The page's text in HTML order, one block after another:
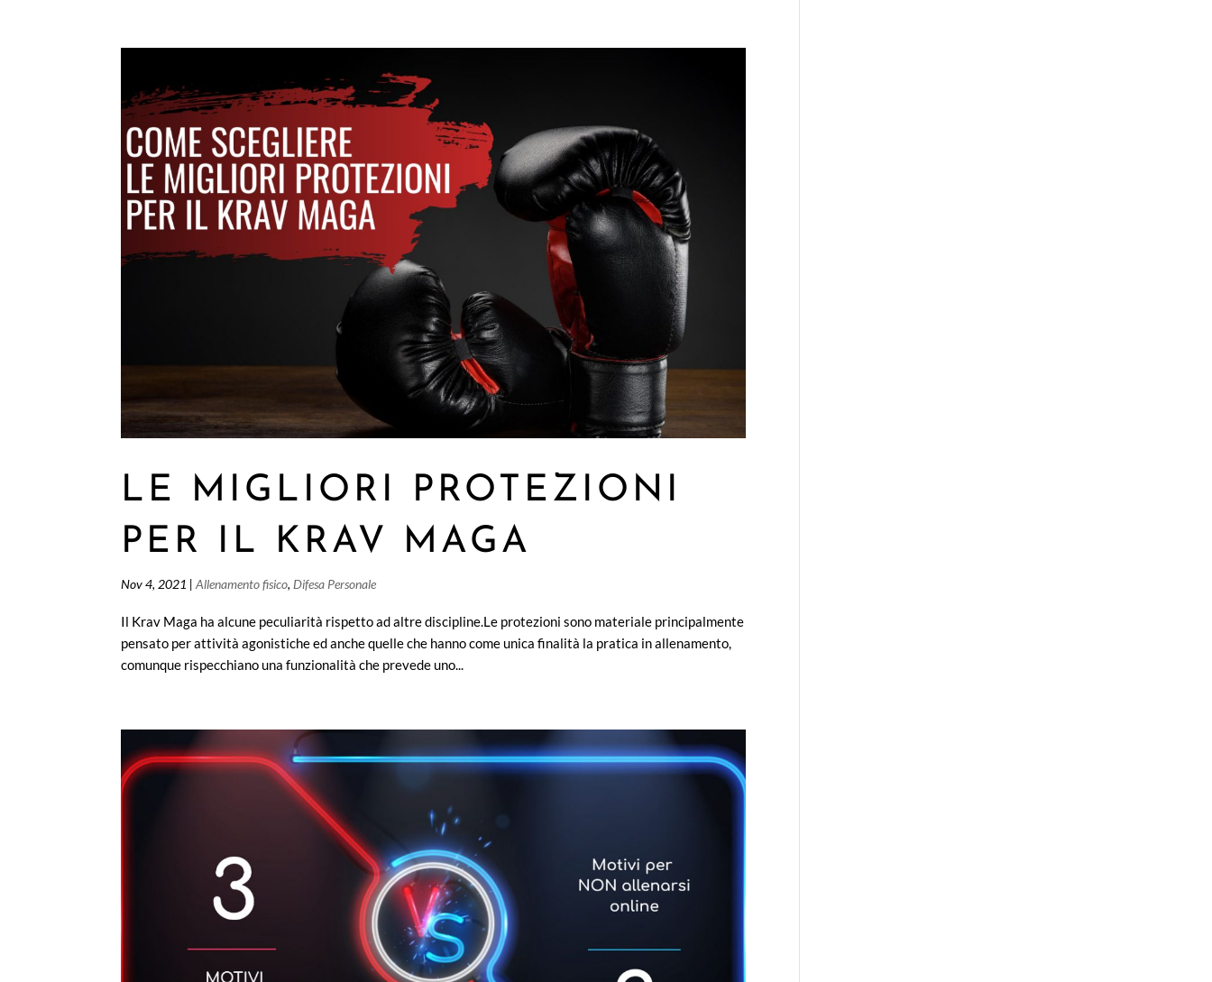
LE MIGLIORI PROTEZIONI
PER IL KRAV MAGA
Nov 4, 2021 |Allenamento fisico, Difesa Personale
Il Krav Maga ha alcune peculiarità rispetto ad altre discipline.Le protezioni sono materiale principalmente
pensato per attività agonistiche ed anche quelle che hanno come unica finalità la pratica in allenamento,
comunque rispecchiano una funzionalità che prevede uno...